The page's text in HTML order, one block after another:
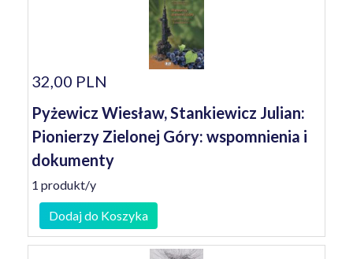
32,00 PLN
Pyżewicz Wiesław, Stankiewicz Julian:
Pionierzy Zielonej Góry: wspomnienia i
dokumenty
1 produkt/y
Dodaj do Koszyka